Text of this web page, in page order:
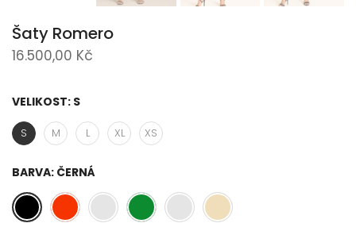
Šaty Romero
16.500,00 Kč
VELIKOST: S
S M L XL XS
BARVA: ČERNÁ